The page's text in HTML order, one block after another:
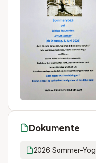
Dokumente
2026 Sommer-